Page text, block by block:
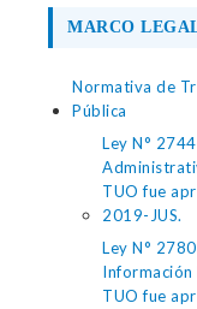
MARCO
Normativa de
Pública
Ley N°
TUO fue
2019-JUS.
Ley N°
Información
TUO fue